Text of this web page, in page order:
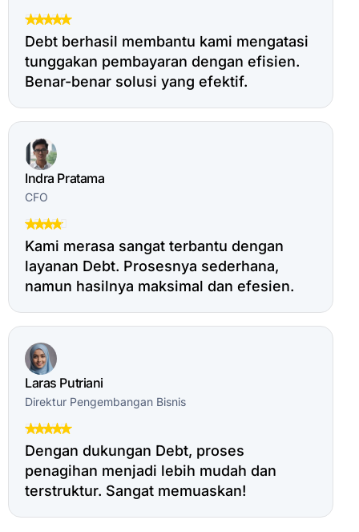
Debt berhasil membantu kami mengatasi
tunggakan pembayaran dengan efisien.
Benar-benar solusi yang efektif.
Indra Pratama
CFO
Kami merasa sangat terbantu dengan
layanan Debt. Prosesnya sederhana,
namun hasilnya maksimal dan efesien.
Laras Putriani
Direktur Pengembangan Bisnis
Dengan dukungan Debt, proses
penagihan menjadi lebih mudah dan
terstruktur. Sangat memuaskan!